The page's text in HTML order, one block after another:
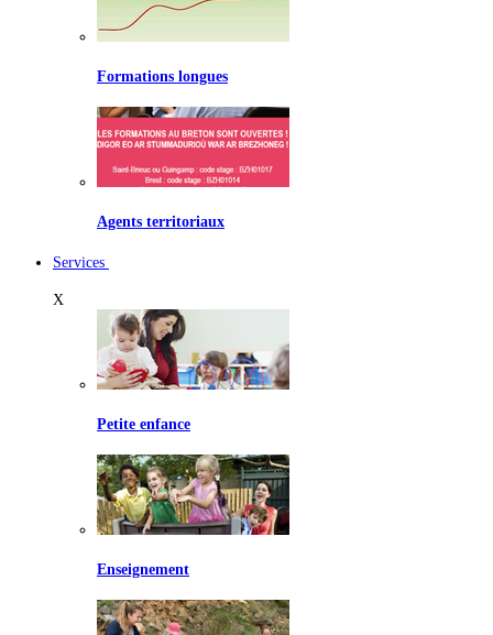
Formations longues
Agents territoriaux
Services
X
Petite enfance
Enseignement